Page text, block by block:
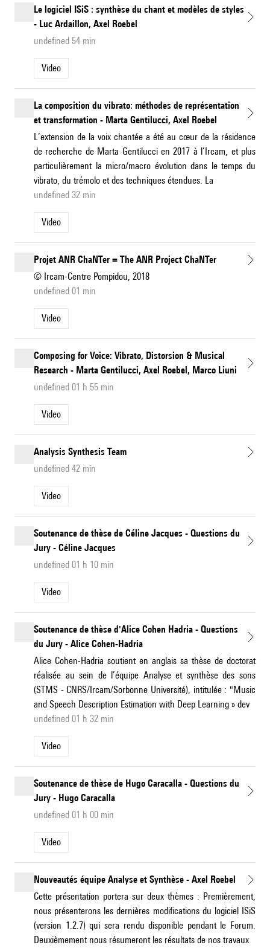
Le logiciel ISiS : synthèse du chant et modèles de styles
- Luc Ardaillon, Axel Roebel
undefined 54 min
Video
La composition du vibrato: méthodes de représentation
et transformation - Marta Gentilucci, Axel Roebel
L’extension de la voix chantée a été au cœur de la résidence
de recherche de Marta Gentilucci en 2017 à l’Ircam, et plus
particulièrement la micro/macro évolution dans le temps du
vibrato, du trémolo et des techniques étendues. La
undefined 32 min
Video
Projet ANR ChaNTer = The ANR Project ChaNTer
© Ircam-Centre Pompidou, 2018
undefined 01 min
Video
Composing for Voice: Vibrato, Distorsion & Musical
Research - Marta Gentilucci, Axel Roebel, Marco Liuni
undefined 01 h 55 min
Video
Analysis Synthesis Team
undefined 42 min
Video
Soutenance de thèse de Céline Jacques - Questions du
Jury - Céline Jacques
undefined 01 h 10 min
Video
Soutenance de thèse d'Alice Cohen Hadria - Questions
du Jury - Alice Cohen-Hadria
Alice Cohen-Hadria soutient en anglais sa thèse de doctorat
réalisée au sein de l’équipe Analyse et synthèse des sons
(STMS - CNRS/Ircam/Sorbonne Université), intitulée : "Music
and Speech Description Estimation with Deep Learning » dev
undefined 01 h 32 min
Video
Soutenance de thèse de Hugo Caracalla - Questions du
Jury - Hugo Caracalla
undefined 01 h 00 min
Video
Nouveautés équipe Analyse et Synthèse - Axel Roebel
Cette présentation portera sur deux thèmes : Premièrement,
nous présenterons les dernières modifications du logiciel ISiS
(version 1.2.7) qui sera rendu disponible pendant le Forum.
Deuxièmement nous résumeront les résultats de nos travaux